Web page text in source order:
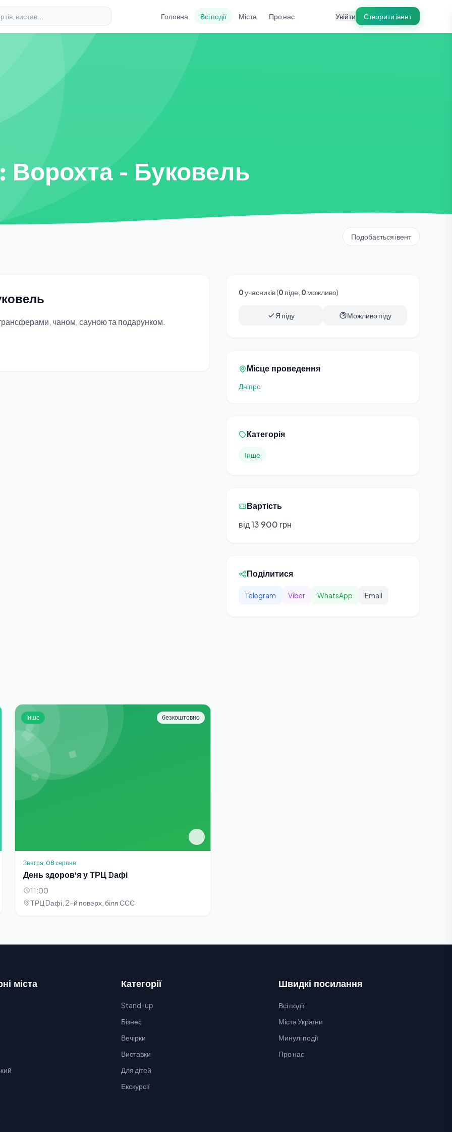
Головна Всі події Міста Про нас Увійти Створити івент
Ворохта - Буковель
Подобається івент
чаном, сауною та подарунком.
0учасників (0 піде, 0 можливо)
Я піду Можливо піду
Місце проведення
Дніпро
Категорія
Інше
Вартість
від 13 900 грн
Поділитися
Telegram Viber WhatsApp Email
Інше безкоштовно
Завтра, 08 серпня
День здоровʼя у ТРЦ Dафі
11:00
ТРЦ Dафі, 2-й поверх, біля ССС
міста Категорії
Stand-up
Бізнес
Вечірки
Виставки
Для дітей
Екскурсії
Швидкі посилання
Всі події
Міста України
Минулі події
Про нас